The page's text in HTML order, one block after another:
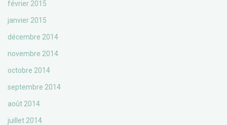
février 2015
janvier 2015
décembre 2014
novembre 2014
octobre 2014
septembre 2014
août 2014
juillet 2014